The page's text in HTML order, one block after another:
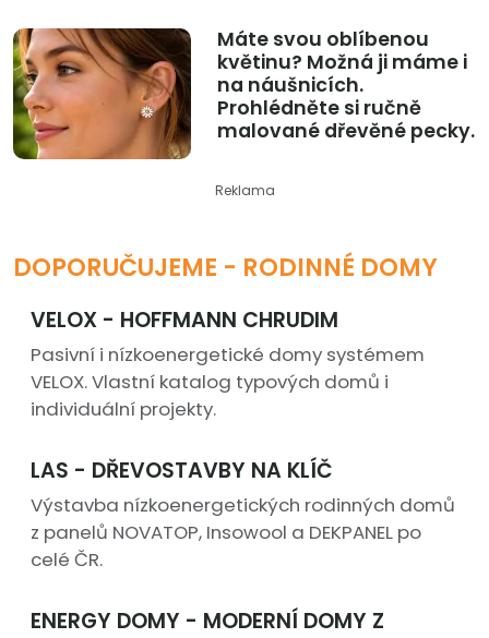
Máte svou oblíbenou
květinu? Možná ji máme i
na náušnicích.
Prohlédněte si ručně
malované dřevěné pecky.
Reklama
DOPORUČUJEME - RODINNÉ DOMY
VELOX - HOFFMANN CHRUDIM
Pasivní i nízkoenergetické domy systémem
VELOX. Vlastní katalog typových domů i
individuální projekty.
LAS - DŘEVOSTAVBY NA KLÍČ
Výstavba nízkoenergetických rodinných domů
z panelů NOVATOP, Insowool a DEKPANEL po
celé ČR.
ENERGY DOMY - MODERNÍ DOMY Z